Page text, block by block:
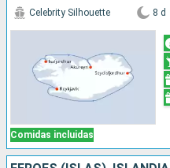
Comidas incluidas
Celebrity Silhouette 8 d